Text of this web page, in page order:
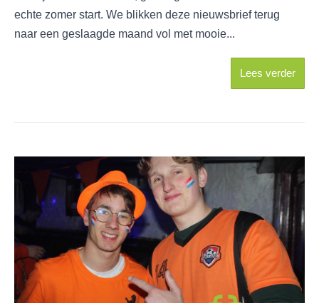
echte zomer start. We blikken deze nieuwsbrief terug
naar een geslaagde maand vol met mooie...
Lees verder